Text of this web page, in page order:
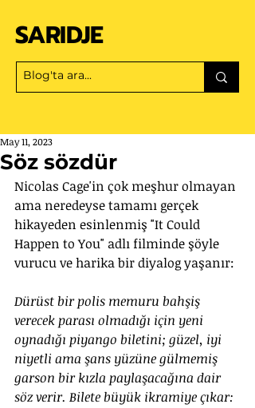
SARIDJE
Söz sözdür
May 11, 2023
Nicolas Cage'in çok meşhur olmayan
ama neredeyse tamamı gerçek
hikayeden esinlenmiş "It Could
Happen to You" adlı filminde şöyle
vurucu ve harika bir diyalog yaşanır:
Dürüst bir polis memuru bahşiş
verecek parası olmadığı için yeni
oynadığı piyango biletini; güzel, iyi
niyetli ama şans yüzüne gülmemiş
garson bir kızla paylaşacağına dair
söz verir. Bilete büyük ikramiye çıkar: